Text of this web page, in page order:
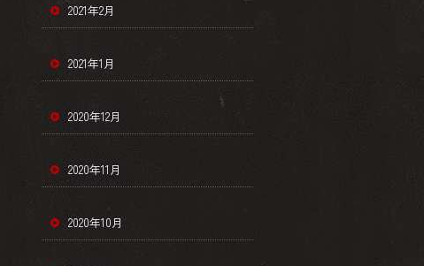
2021年2月
2021年1月
2020年12月
2020年11月
2020年10月